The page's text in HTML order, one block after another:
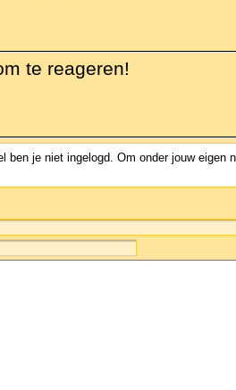
te reageren!
ben je niet ingelogd. Om onder jouw eigen